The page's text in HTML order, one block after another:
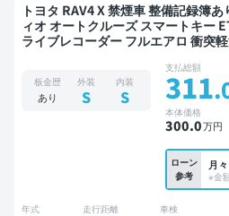
トヨタ RAV4 X 禁煙車 整備記録簿あり ディスプレイオーデ
ィオ オートクルーズ スマートキー
ライブレコーダー フルエアロ 衝突
板金歴
あり
外装
S
内装
S
支払総額
311
本体価格
300.0万円
ローン
参考
月々
※金
年式 走行距離 車検